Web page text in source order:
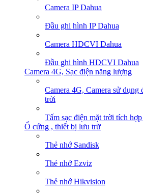
Camera IP Dahua
Đầu ghi hình IP Dahua
Camera HDCVI Dahua
Đầu ghi hình HDCVI Dahua
Camera 4G, Sạc điện năng lượng
Camera 4G, Camera sử dụng
trời
Tấm sạc điện mặt trời tích
Ổ cứng , thiết bị lưu trữ
Thẻ nhớ Sandisk
Thẻ nhớ Ezviz
Thẻ nhớ Hikvision